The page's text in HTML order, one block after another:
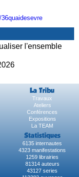
l'ensemble
La Tribu
Travaux
Ateliers
Conférences
Expositions
La TEAM
Statistiques
6135 internautes
4323 manifestations
1259 librairies
81314 auteurs
43127 series